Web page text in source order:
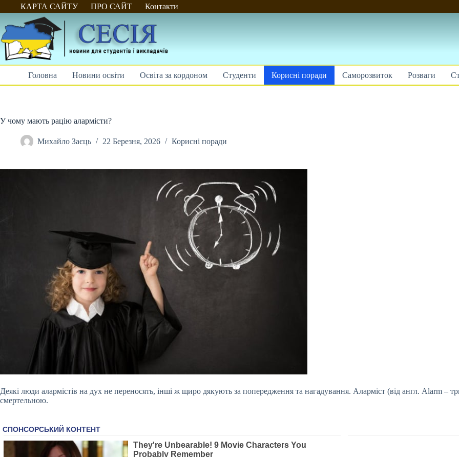
Перейти
до
КАРТА САЙТУ ПРО САЙТ Контакти
Головна Новини освіти Освіта за кордоном Студенти Корисні поради Саморозвиток Розваги
У чому мають рацію алармісти?
Михайло Заєць 22 Березня, 2026 Корисні поради
Деякі люди алармістів на дух не переносять, інші ж щиро дякують за попередження та нагадування. Аларміст (від англ. Alarm –
смертельною.